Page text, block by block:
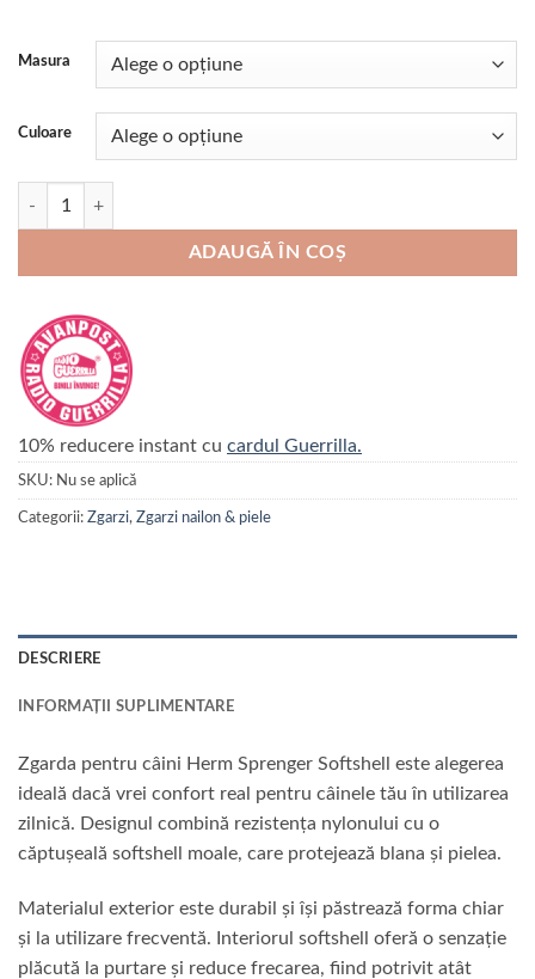
Masura
Culoare
Cantitate Zgarda pentru caini Herm Sprenger Softshell reglabila
ADAUGĂ ÎN COȘ
10% reducere instant cu cardul Guerrilla.
SKU: Nu se aplică
Categorii: Zgarzi, Zgarzi nailon & piele
DESCRIERE
INFORMAȚII SUPLIMENTARE
Zgarda pentru câini Herm Sprenger Softshell este alegerea
ideală dacă vrei confort real pentru câinele tău în utilizarea
zilnică. Designul combină rezistența nylonului cu o
căptușeală softshell moale, care protejează blana și pielea.
Materialul exterior este durabil și își păstrează forma chiar
și la utilizare frecventă. Interiorul softshell oferă o senzație
plăcută la purtare și reduce frecarea, fiind potrivit atât